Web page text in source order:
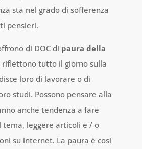
sta nel grado di sofferenza
pensieri.
di DOC di paura della
riflettono tutto il giorno sulla
loro di lavorare o di
studi. Possono pensare alla
anche tendenza a fare
tema, leggere articoli e / o
su internet. La paura è così